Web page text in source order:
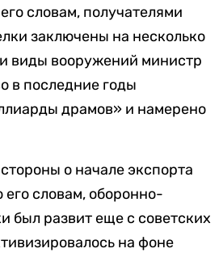
словам, получателями
заключены на несколько
виды вооружений министр
в последние годы
драмов» и намерено
о начале экспорта
словам, оборонно-
был развит еще с советских
на фоне